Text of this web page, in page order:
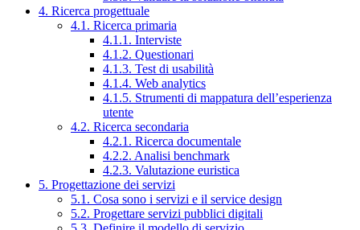
4. Ricerca progettuale
4.1. Ricerca primaria
4.1.1. Interviste
4.1.2. Questionari
4.1.3. Test di usabilità
4.1.4. Web analytics
4.1.5. Strumenti di mappatura dell’esperienza
utente
4.2. Ricerca secondaria
4.2.1. Ricerca documentale
4.2.2. Analisi benchmark
4.2.3. Valutazione euristica
5. Progettazione dei servizi
5.1. Cosa sono i servizi e il service design
5.2. Progettare servizi pubblici digitali